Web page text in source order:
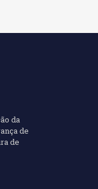
da
de
de